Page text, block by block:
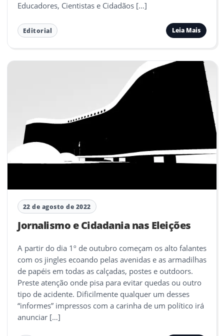
Educadores, Cientistas e Cidadãos […]
Editorial Leia Mais
22 de agosto de 2022
Jornalismo e Cidadania nas Eleições
A partir do dia 1º de outubro começam os alto falantes
com os jingles ecoando pelas avenidas e as armadilhas
de papéis em todas as calçadas, postes e outdoors.
Preste atenção onde pisa para evitar quedas ou outro
tipo de acidente. Dificilmente qualquer um desses
“informes” impressos com a carinha de um político irá
anunciar […]